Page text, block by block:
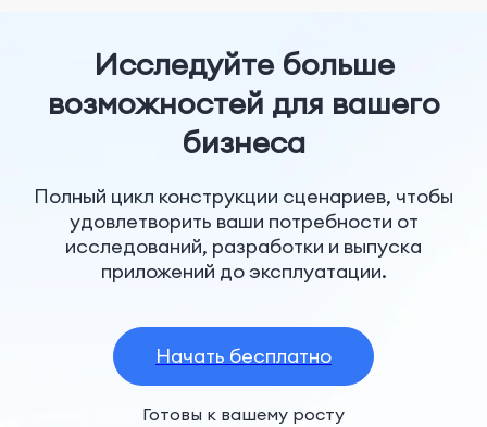
Исследуйте больше
возможностей для вашего
бизнеса
Полный цикл конструкции сценариев, чтобы
удовлетворить ваши потребности от
исследований, разработки и выпуска
приложений до эксплуатации.
Начать бесплатно
Готовы к вашему росту